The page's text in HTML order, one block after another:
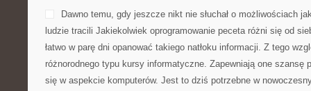
Dawno temu, gdy jeszcze nikt nie słuchał o możliwościach
ludzie tracili Jakiekolwiek oprogramowanie peceta różni się od
łatwo w parę dni opanować takiego natłoku informacji. Z tego
różnorodnego typu kursy informatyczne. Zapewniają one szansę
się w aspekcie komputerów. Jest to dziś potrzebne w